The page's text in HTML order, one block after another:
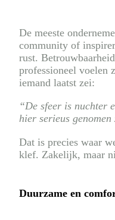
De meeste
community of
rust.
professioneel voelen
iemand laatst zei:
“De sfeer is nuchter
hier serieus
Dat is precies waar
klef. Zakelijk, maar
Duurzame en